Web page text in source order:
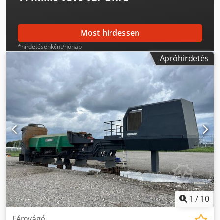
Most hirdessen
*hirdetésenként/hónap
Apróhirdetés
1 / 10